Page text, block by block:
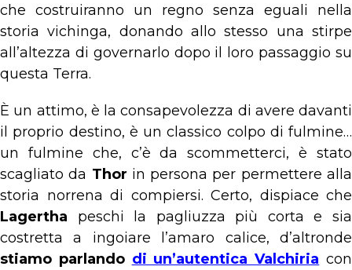
che costruiranno un regno senza eguali nella
storia vichinga, donando allo stesso una stirpe
all’altezza di governarlo dopo il loro passaggio su
questa Terra.
È un attimo, è la consapevolezza di avere davanti
il proprio destino, è un classico colpo di fulmine…
un fulmine che, c’è da scommetterci, è stato
scagliato da Thor in persona per permettere alla
storia norrena di compiersi. Certo, dispiace che
Lagertha peschi la pagliuzza più corta e sia
costretta a ingoiare l’amaro calice, d’altronde
stiamo parlando di un’autentica Valchiria con